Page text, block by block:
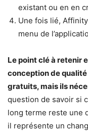
existant ou en en
Une fois lié,
menu de
Le point clé à retenir
conception de
gratuits, mais ils
question de savoir si
long terme reste une
il représente un